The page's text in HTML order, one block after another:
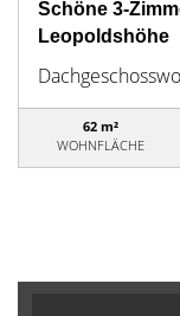
Schöne 3-
Leopoldshöhe
62 m²
WOHNFLÄCHE